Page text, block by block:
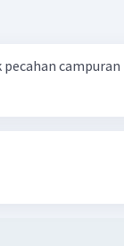
campuran